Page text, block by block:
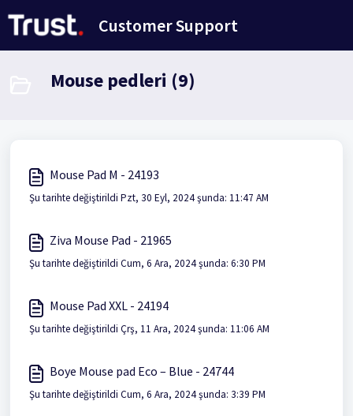
Customer Support
Mouse pedleri (9)
Mouse Pad M - 24193
Şu tarihte değiştirildi Pzt, 30 Eyl, 2024 şunda: 11:47 AM
Ziva Mouse Pad - 21965
Şu tarihte değiştirildi Cum, 6 Ara, 2024 şunda: 6:30 PM
Mouse Pad XXL - 24194
Şu tarihte değiştirildi Çrş, 11 Ara, 2024 şunda: 11:06 AM
Boye Mouse pad Eco – Blue - 24744
Şu tarihte değiştirildi Cum, 6 Ara, 2024 şunda: 3:39 PM